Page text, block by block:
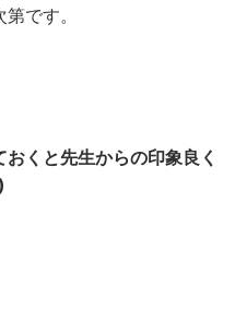
です。
くと先生からの印象良く